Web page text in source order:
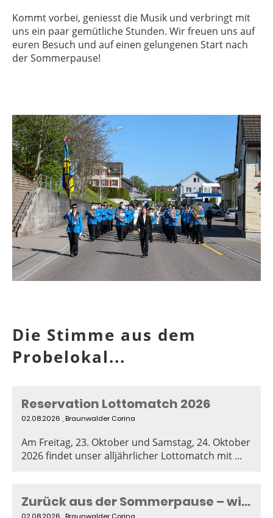
Kommt vorbei, geniesst die Musik und verbringt mit
uns ein paar gemütliche Stunden. Wir freuen uns auf
euren Besuch und auf einen gelungenen Start nach
der Sommerpause!
Die Stimme aus dem
Probelokal...
Reservation Lottomatch 2026
02.08.2026 , Braunwalder Corina
Am Freitag, 23. Oktober und Samstag, 24. Oktober
2026 findet unser alljährlicher Lottomatch mit ...
Zurück aus der Sommerpause – wir starten mit frischem Schwung!